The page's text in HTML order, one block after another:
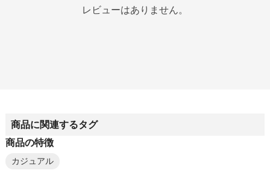
レビューはありません。
商品に関連するタグ
商品の特徴
カジュアル